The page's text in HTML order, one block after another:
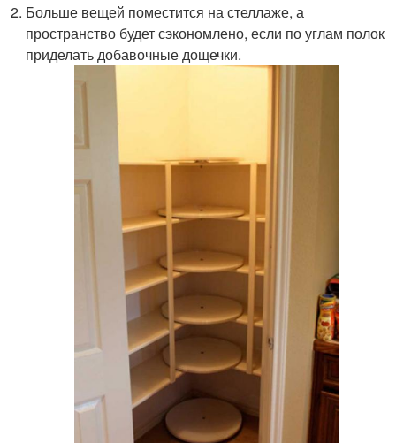
Больше вещей поместится на стеллаже, а
пространство будет сэкономлено, если по углам полок
приделать добавочные дощечки.